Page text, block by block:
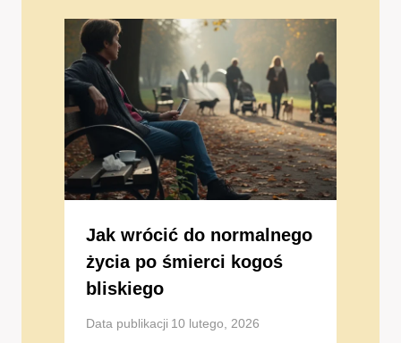
Jak wrócić do normalnego
życia po śmierci kogoś
bliskiego
Data publikacji 10 lutego, 2026